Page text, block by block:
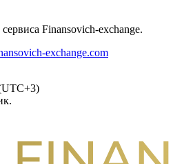
Finansovich-exchange.
exchange.com